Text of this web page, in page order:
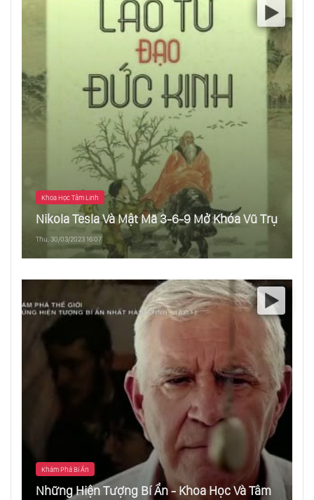
Khoa Học Tâm Linh
Nikola Tesla Và Mật Mã 3-6-9 Mở Khóa Vũ Trụ
Thu, 30/03/2023 16:07
Khám Phá Bí Ẩn
Những Hiện Tượng Bí Ẩn - Khoa Học Và Tâm